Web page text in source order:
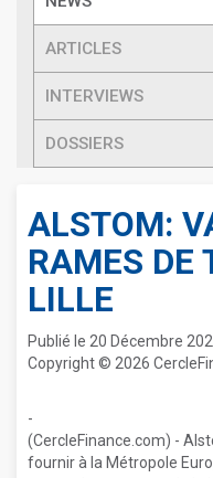
ARTICLES
INTERVIEWS
DOSSIERS
ALSTOM:
RAMES DE
LILLE
Publié le 20 Décembre
Copyright © 2026
-
(CercleFinance.com) -
fournir à la Métropole